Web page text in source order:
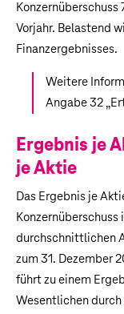
Konzernüberschuss
Vorjahr. Belastend
Finanzergebnisses.
Weitere
Angabe 32 „
Ergebnis je
je Aktie
Das Ergebnis je
durchschnittlichen
zum 31. Dezember
führt zu einem
Wesentlichen durch